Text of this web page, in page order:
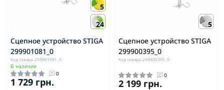
5
24
Сцепное устройство STIGA
299901081_0
Код товара: 299901081_0
В наличии
0
1 729 грн.
5
Сцепное устройство STIGA
299900395_0
Код товара: 299900395_0
0
2 199 грн.